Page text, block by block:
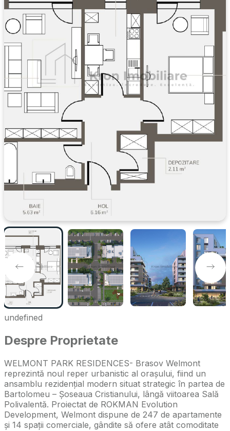
undefined
Despre Proprietate
WELMONT PARK RESIDENCES- Brasov Welmont
reprezintă noul reper urbanistic al orașului, fiind un
ansamblu rezidențial modern situat strategic în partea de
Bartolomeu – Șoseaua Cristianului, lângă viitoarea Sală
Polivalentă. Proiectat de ROKMAN Evolution
Development, Welmont dispune de 247 de apartamente
și 14 spații comerciale, gândite să ofere atât comoditate